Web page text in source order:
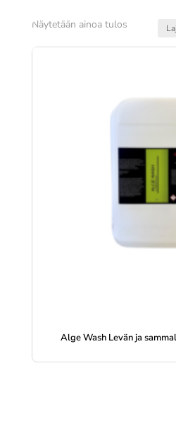
Näytetään ainoa tulos
Alge Wash Levän ja